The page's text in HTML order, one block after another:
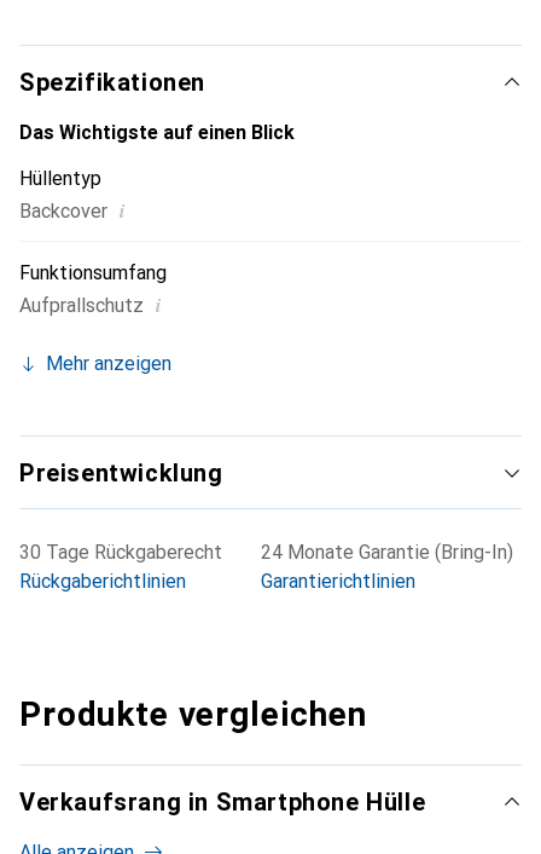
die Marke Noreve eine sichere Wahl für eine
anspruchsvolle Kundschaft.
Spezifikationen
Das Wichtigste auf einen Blick
Hüllentyp
Backcover i
Funktionsumfang
Aufprallschutz i
Mehr anzeigen
Preisentwicklung
30 Tage Rückgaberecht
Rückgaberichtlinien
24 Monate Garantie (Bring-In)
Garantierichtlinien
Produkte vergleichen
Verkaufsrang in Smartphone Hülle